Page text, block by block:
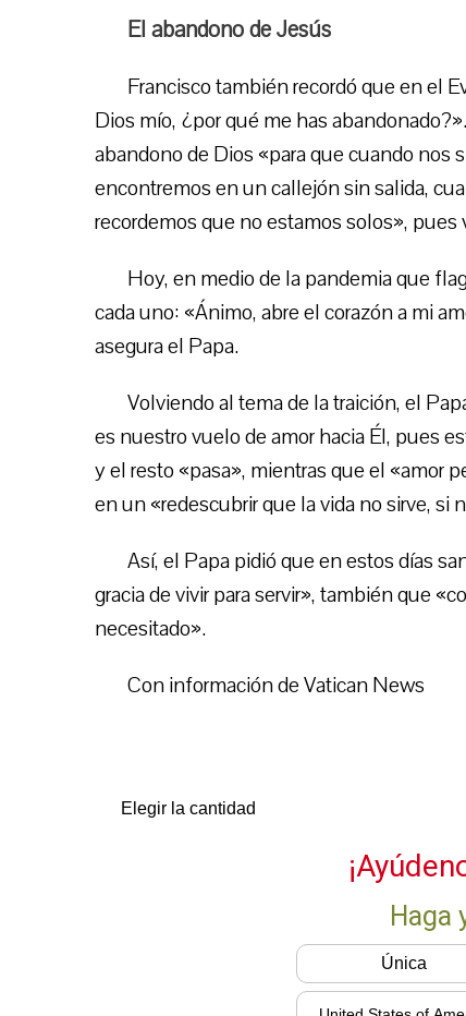
El abandono de Jesús
Francisco también recordó que en el
Dios mío, ¿por qué me has
abandono de Dios «para que cuando nos
encontremos en un callejón sin salida,
recordemos que no estamos solos»,
Hoy, en medio de la pandemia que
cada uno: «Ánimo, abre el corazón a mi
asegura el Papa.
Volviendo al tema de la traición, el
es nuestro vuelo de amor hacia Él, pues
y el resto «pasa», mientras que el «amor
en un «redescubrir que la vida no sirve, si
Así, el Papa pidió que en estos días
gracia de vivir para servir», también que
necesitado».
Con información de Vatican News